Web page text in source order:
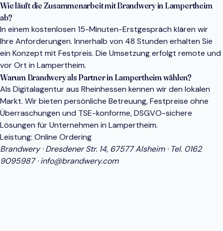
Wie läuft die Zusammenarbeit mit Brandwery in Lampertheim
ab?
In einem kostenlosen 15-Minuten-Erstgespräch klären wir
Ihre Anforderungen. Innerhalb von 48 Stunden erhalten Sie
ein Konzept mit Festpreis. Die Umsetzung erfolgt remote und
vor Ort in Lampertheim.
Warum Brandwery als Partner in Lampertheim wählen?
Als Digitalagentur aus Rheinhessen kennen wir den lokalen
Markt. Wir bieten persönliche Betreuung, Festpreise ohne
Überraschungen und TSE-konforme, DSGVO-sichere
Lösungen für Unternehmen in Lampertheim.
Leistung: Online Ordering
Brandwery · Dresdener Str. 14, 67577 Alsheim · Tel. 0162
9095987·info@brandwery.com